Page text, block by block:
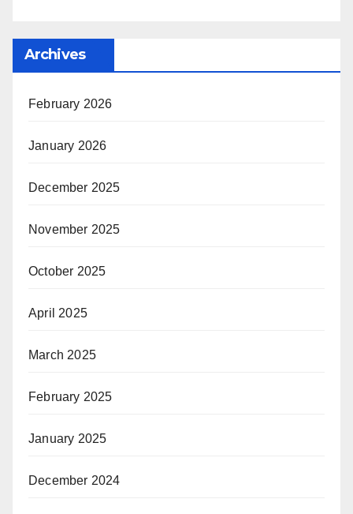
Archives
February 2026
January 2026
December 2025
November 2025
October 2025
April 2025
March 2025
February 2025
January 2025
December 2024